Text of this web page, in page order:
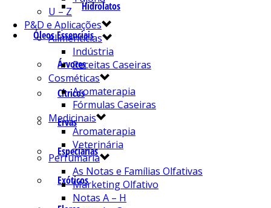
Hidrolatos
Óleos Essenciais
Árvores
Cítricos
Ervas
Especiarias
Exóticos
U – Z
P&D e Aplicações
Alimentícias
Indústria
Receitas Caseiras
Cosméticas
Aromaterapia
Fórmulas Caseiras
Medicinais
Aromaterapia
Veterinária
Perfumaria
As Notas e Famílias Olfativas
Marketing Olfativo
Notas A – H